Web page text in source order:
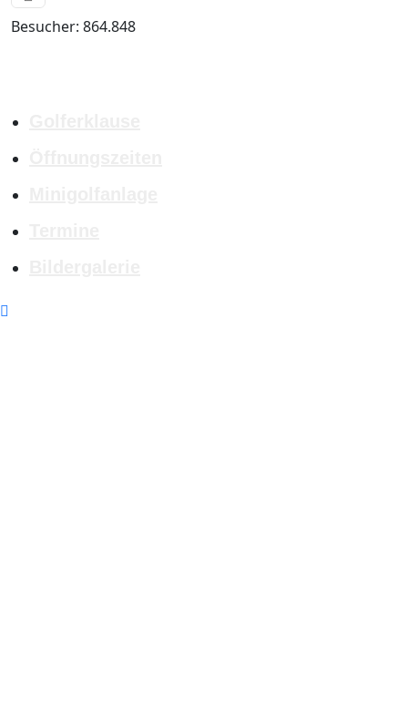
Besucher: 864.848